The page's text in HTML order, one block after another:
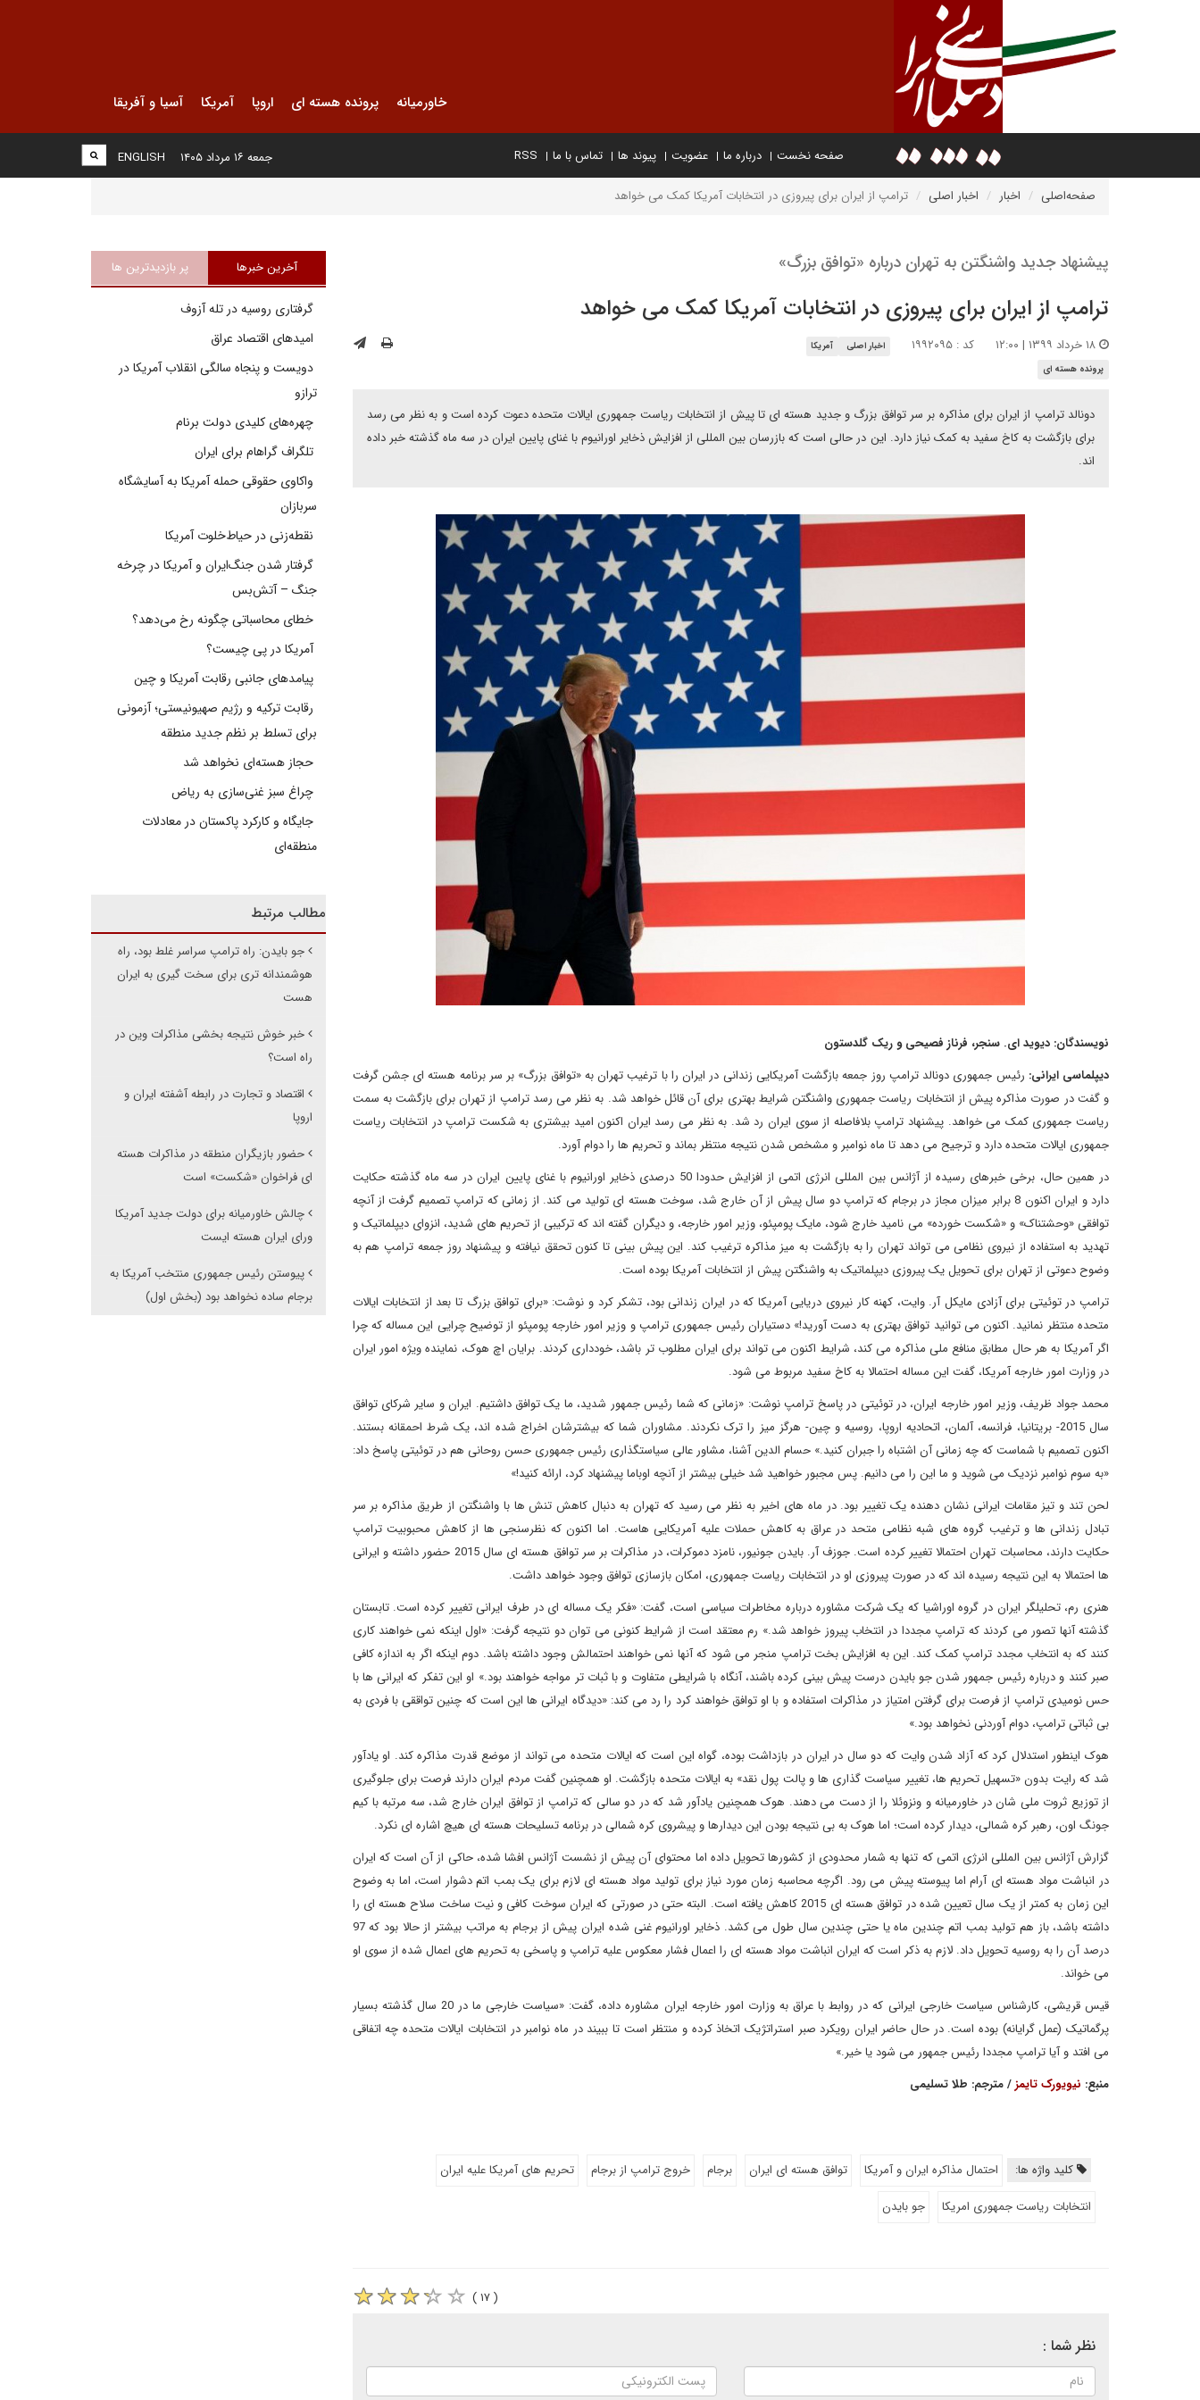
خاورمیانه پرونده هسته ای اروپا آمریکا آسیا و آفریقا
صفحه نخست درباره ما عضویت پیوند ها تماس با ما RSS
ENGLISH جمعه ۱۶ مرداد ۱۴۰۵
صفحه‌اصلی اخبار اخبار اصلی ترامپ از ایران برای پیروزی در انتخابات آمریکا کمک می خواهد
پیشنهاد جدید واشنگتن به تهران درباره «توافق بزرگ»
ترامپ از ایران برای پیروزی در انتخابات آمریکا کمک می خواهد
کد : ۱۹۹۲۰۹۵ اخبار اصلی
آمریکا
پرونده هسته ای
دونالد ترامپ از ایران برای مذاکره بر سر توافق بزرگ و جدید هسته ای تا پیش از انتخابات ریاست جمهوری ایالات متحده دعوت کرده است و به نظر می رسد
برای بازگشت به کاخ سفید به کمک نیاز دارد. این در حالی است که بازرسان بین المللی از افزایش ذخایر اورانیوم با غنای پایین ایران در سه ماه گذشته خبر داده
اند.
نویسندگان: دیوید ای. سنجر، فرناز فصیحی و ریک گلدستون
دیپلماسی ایرانی: رئیس جمهوری دونالد ترامپ روز جمعه بازگشت آمریکایی زندانی در ایران را با ترغیب تهران به «توافق بزرگ» بر سر برنامه هسته ای جشن گرفت
و گفت در صورت مذاکره پیش از انتخابات ریاست جمهوری واشنگتن شرایط بهتری برای آن قائل خواهد شد. به نظر می رسد ترامپ از تهران برای بازگشت به سمت
ریاست جمهوری کمک می خواهد. پیشنهاد ترامپ بلافاصله از سوی ایران رد شد. به نظر می رسد ایران اکنون امید بیشتری به شکست ترامپ در انتخابات ریاست
جمهوری ایالات متحده دارد و ترجیح می دهد تا ماه نوامبر و مشخص شدن نتیجه منتظر بماند و تحریم ها را دوام آورد.
در همین حال، برخی خبرهای رسیده از آژانس بین المللی انرژی اتمی از افزایش حدودا 50 درصدی ذخایر اورانیوم با غنای پایین ایران در سه ماه گذشته حکایت
دارد و ایران اکنون 8 برابر میزان مجاز در برجام که ترامپ دو سال پیش از آن خارج شد، سوخت هسته ای تولید می کند. از زمانی که ترامپ تصمیم گرفت از آنچه
توافقی «وحشتناک» و «شکست خورده» می نامید خارج شود، مایک پومپئو، وزیر امور خارجه، و دیگران گفته اند که ترکیبی از تحریم های شدید، انزوای دیپلماتیک و
تهدید به استفاده از نیروی نظامی می تواند تهران را به بازگشت به میز مذاکره ترغیب کند. این پیش بینی تا کنون تحقق نیافته و پیشنهاد روز جمعه ترامپ هم به
وضوح دعوتی از تهران برای تحویل یک پیروزی دیپلماتیک به واشنگتن پیش از انتخابات آمریکا بوده است.
ترامپ در توئیتی برای آزادی مایکل آر. وایت، کهنه کار نیروی دریایی آمریکا که در ایران زندانی بود، تشکر کرد و نوشت: «برای توافق بزرگ تا بعد از انتخابات ایالات
متحده منتظر نمانید. اکنون می توانید توافق بهتری به دست آورید!» دستیاران رئیس جمهوری ترامپ و وزیر امور خارجه پومپئو از توضیح چرایی این مساله که چرا
اگر آمریکا به هر حال مطابق منافع ملی مذاکره می کند، شرایط اکنون می تواند برای ایران مطلوب تر باشد، خودداری کردند. برایان اچ هوک، نماینده ویژه امور ایران
در وزارت امور خارجه آمریکا، گفت این مساله احتمالا به کاخ سفید مربوط می شود.
محمد جواد ظریف، وزیر امور خارجه ایران، در توئیتی در پاسخ ترامپ نوشت: «زمانی که شما رئیس جمهور شدید، ما یک توافق داشتیم. ایران و سایر شرکای توافق
سال 2015- بریتانیا، فرانسه، آلمان، اتحادیه اروپا، روسیه و چین- هرگز میز را ترک نکردند. مشاوران شما که بیشترشان اخراج شده اند، یک شرط احمقانه بستند.
اکنون تصمیم با شماست که چه زمانی آن اشتباه را جبران کنید.» حسام الدین آشنا، مشاور عالی سیاستگذاری رئیس جمهوری حسن روحانی هم در توئیتی پاسخ داد:
«به سوم نوامبر نزدیک می شوید و ما این را می دانیم. پس مجبور خواهید شد خیلی بیشتر از آنچه اوباما پیشنهاد کرد، ارائه کنید!»
لحن تند و تیز مقامات ایرانی نشان دهنده یک تغییر بود. در ماه های اخیر به نظر می رسید که تهران به دنبال کاهش تنش ها با واشنگتن از طریق مذاکره بر سر
تبادل زندانی ها و ترغیب گروه های شبه نظامی متحد در عراق به کاهش حملات علیه آمریکایی هاست. اما اکنون که نظرسنجی ها از کاهش محبوبیت ترامپ
حکایت دارند، محاسبات تهران احتمالا تغییر کرده است. جوزف آر. بایدن جونیور، نامزد دموکرات، در مذاکرات بر سر توافق هسته ای سال 2015 حضور داشته و ایرانی
ها احتمالا به این نتیجه رسیده اند که در صورت پیروزی او در انتخابات ریاست جمهوری، امکان بازسازی توافق وجود خواهد داشت.
هنری رم، تحلیلگر ایران در گروه اوراشیا که یک شرکت مشاوره درباره مخاطرات سیاسی است، گفت: «فکر یک مساله ای در طرف ایرانی تغییر کرده است. تابستان
گذشته آنها تصور می کردند که ترامپ مجددا در انتخاب پیروز خواهد شد.» رم معتقد است از شرایط کنونی می توان دو نتیجه گرفت: «اول اینکه نمی خواهند کاری
کنند که به انتخاب مجدد ترامپ کمک کند. این به افزایش بخت ترامپ منجر می شود که آنها نمی خواهند احتمالش وجود داشته باشد. دوم اینکه اگر به اندازه کافی
صبر کنند و درباره رئیس جمهور شدن جو بایدن درست پیش بینی کرده باشند، آنگاه با شرایطی متفاوت و با ثبات تر مواجه خواهند بود.» او این تفکر که ایرانی ها با
حس نومیدی ترامپ از فرصت برای گرفتن امتیاز در مذاکرات استفاده و با او توافق خواهند کرد را رد می کند: «دیدگاه ایرانی ها این است که چنین تواققی با فردی به
بی ثباتی ترامپ، دوام آوردنی نخواهد بود.»
هوک اینطور استدلال کرد که آزاد شدن وایت که دو سال در ایران در بازداشت بوده، گواه این است که ایالات متحده می تواند از موضع قدرت مذاکره کند. او یادآور
شد که رایت بدون «تسهیل تحریم ها، تغییر سیاست گذاری ها و پالت پول نقد» به ایالات متحده بازگشت. او همچنین گفت مردم ایران دارند فرصت برای جلوگیری
از توزیع ثروت ملی شان در خاورمیانه و ونزوئلا را از دست می دهند. هوک همچنین یادآور شد که در دو سالی که ترامپ از توافق ایران خارج شد، سه مرتبه با کیم
جونگ اون، رهبر کره شمالی، دیدار کرده است؛ اما هوک به بی نتیجه بودن این دیدارها و پیشروی کره شمالی در برنامه تسلیحات هسته ای هیچ اشاره ای نکرد.
گزارش آژانس بین المللی انرژی اتمی که تنها به شمار محدودی از کشورها تحویل داده اما محتوای آن پیش از نشست آژانس افشا شده، حاکی از آن است که ایران
در انباشت مواد هسته ای آرام اما پیوسته پیش می رود. اگرچه محاسبه زمان مورد نیاز برای تولید مواد هسته ای لازم برای یک بمب اتم دشوار است، اما به وضوح
این زمان به کمتر از یک سال تعیین شده در توافق هسته ای 2015 کاهش یافته است. البته حتی در صورتی که ایران سوخت کافی و نیت ساخت سلاح هسته ای را
داشته باشد، باز هم تولید بمب اتم چندین ماه یا حتی چندین سال طول می کشد. ذخایر اورانیوم غنی شده ایران پیش از برجام به مراتب بیشتر از حالا بود که 97
درصد آن را به روسیه تحویل داد. لازم به ذکر است که ایران انباشت مواد هسته ای را اعمال فشار معکوس علیه ترامپ و پاسخی به تحریم های اعمال شده از سوی او
می خواند.
قیس قریشی، کارشناس سیاست خارجی ایرانی که در روابط با عراق به وزارت امور خارجه ایران مشاوره داده، گفت: «سیاست خارجی ما در 20 سال گذشته بسیار
پرگماتیک (عمل گرایانه) بوده است. در حال حاضر ایران رویکرد صبر استراتژیک اتخاذ کرده و منتظر است تا ببیند در ماه نوامبر در انتخابات ایالات متحده چه اتفاقی
می افتد و آیا ترامپ مجددا رئیس جمهور می شود یا خیر.»
منبع: نیویورک تایمز/ مترجم: طلا تسلیمی
کلید واژه ها: احتمال مذاکره ایران و آمریکا توافق هسته ای ایران برجام خروج ترامپ از برجام
تحریم های آمریکا علیه ایران
انتخابات ریاست جمهوری امریکا
جو بایدن
( ۱۷ )
نظر شما :
آخرین خبرها پر بازدیدترین ها
گرفتاری روسیه در تله آزوف
امیدهای اقتصاد عراق
دویست و پنجاه سالگی انقلاب آمریکا در
ترازو
چهره‌های کلیدی دولت برنام
تلگراف گراهام برای ایران
واکاوی حقوقی حمله آمریکا به آسایشگاه
سربازان
نقطه‌زنی در حیاط‌خلوت آمریکا
گرفتار شدن جنگ‌ایران و آمریکا در چرخه
جنگ – آتش‌بس
خطای محاسباتی چگونه رخ می‌دهد؟
آمریکا در پی چیست؟
پیامدهای جانبی رقابت آمریکا و چین
رقابت ترکیه و رژیم صهیونیستی؛ آزمونی
برای تسلط بر نظم جدید منطقه
حجاز هسته‌ای نخواهد شد
چراغ سبز غنی‌سازی به ریاض
جایگاه و کارکرد پاکستان در معادلات
منطقه‌ای
مطالب مرتبط
جو بایدن: راه ترامپ سراسر غلط بود، راه
هوشمندانه تری برای سخت گیری به ایران
هست
خبر خوش نتیجه بخشی مذاکرات وین در
راه است؟
اقتصاد و تجارت در رابطه آشفته ایران و
اروپا
حضور بازیگران منطقه در مذاکرات هسته
ای فراخوان «شکست» است
چالش خاورمیانه برای دولت جدید آمریکا
ورای ایران هسته ایست
پیوستن رئیس جمهوری منتخب آمریکا به
برجام ساده نخواهد بود (بخش اول)